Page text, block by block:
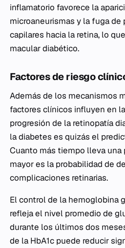
inflamatorio favorece la
microaneurismas y la fuga
capilares hacia la retina, lo
macular diabético.
Factores de riesgo
Además de los mecanismos
factores clínicos influyen en
progresión de la retinopatía
la diabetes es quizás el
Cuanto más tiempo lleva una
mayor es la probabilidad de
complicaciones retinarias.
El control de la hemoglobina
refleja el nivel promedio de
durante los últimos dos
de la HbA1c puede reducir